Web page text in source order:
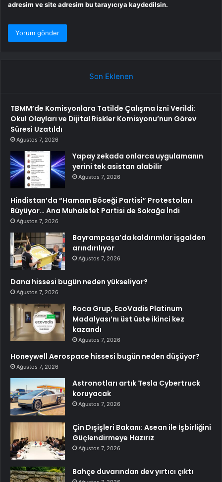
adresim ve site adresim bu tarayıcıya kaydedilsin.
Son Eklenen
TBMM’de Komisyonlara Tatilde Çalışma İzni Verildi:
Okul Olayları ve Dijital Riskler Komisyonu’nun Görev
Süresi Uzatıldı
Ağustos 7, 2026
Yapay zekada onlarca uygulamanın
yerini tek asistan alabilir
Ağustos 7, 2026
Hindistan’da “Hamam Böceği Partisi” Protestoları
Büyüyor… Ana Muhalefet Partisi de Sokağa İndi
Ağustos 7, 2026
Bayrampaşa’da kaldırımlar işgalden
arındırılıyor
Ağustos 7, 2026
Dana hissesi bugün neden yükseliyor?
Ağustos 7, 2026
Roca Grup, EcoVadis Platinum
Madalyası’nı üst üste ikinci kez
kazandı
Ağustos 7, 2026
Honeywell Aerospace hissesi bugün neden düşüyor?
Ağustos 7, 2026
Astronotları artık Tesla Cybertruck
koruyacak
Ağustos 7, 2026
Çin Dışişleri Bakanı: Asean ile İşbirliğini
Güçlendirmeye Hazırız
Ağustos 7, 2026
Bahçe duvarından dev yırtıcı çıktı